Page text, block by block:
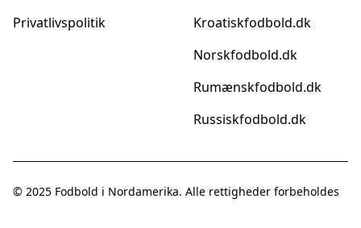
Privatlivspolitik
Kroatiskfodbold.dk
Norskfodbold.dk
Rumænskfodbold.dk
Russiskfodbold.dk
© 2025 Fodbold i Nordamerika. Alle rettigheder forbeholdes